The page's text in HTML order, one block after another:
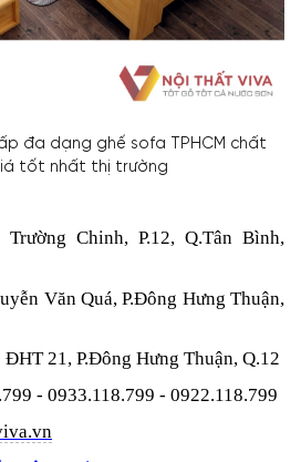
đa dạng ghế sofa TPHCM chất
tốt nhất thị trường
Chinh, P.12, Q.Tân Bình,
Văn Quá, P.Đông Hưng Thuận,
21, P.Đông Hưng Thuận, Q.12
- 0933.118.799 - 0922.118.799